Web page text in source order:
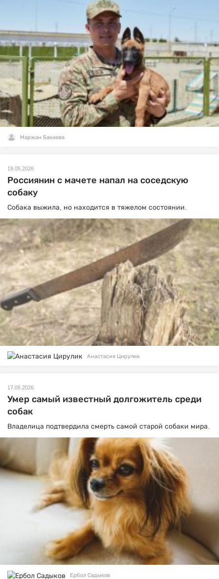
Маржан Бакиева
19.05.2026
Россиянин с мачете напал на соседскую
собаку
Собака выжила, но находится в тяжелом состоянии.
Анастасия Цирулик
17.05.2026
Умер самый известный долгожитель среди
собак
Владелица подтвердила смерть самой старой собаки мира.
Ербол Садыков